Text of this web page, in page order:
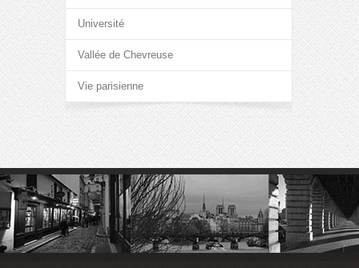
Université
Vallée de Chevreuse
Vie parisienne